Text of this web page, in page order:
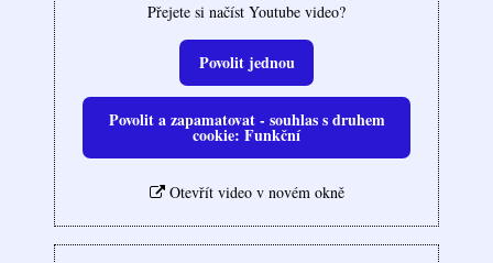
Přejete si načíst Youtube video?
Povolit jednou
Povolit a zapamatovat - souhlas s druhem
cookie: Funkční
Otevřít video v novém okně